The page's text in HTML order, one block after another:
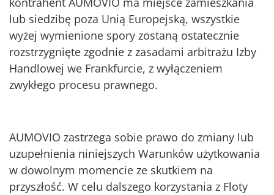
lub siedzibę poza Unią Europejską, wszystkie
wyżej wymienione spory zostaną ostatecznie
rozstrzygnięte zgodnie z zasadami arbitrażu Izby
Handlowej we Frankfurcie, z wyłączeniem
zwykłego procesu prawnego.
AUMOVIO zastrzega sobie prawo do zmiany lub
uzupełnienia niniejszych Warunków użytkowania
w dowolnym momencie ze skutkiem na
przyszłość. W celu dalszego korzystania z Floty